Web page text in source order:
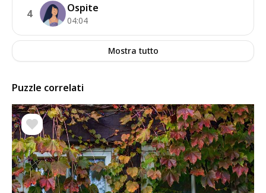
4 Ospite
04:04
Mostra tutto
Puzzle correlati